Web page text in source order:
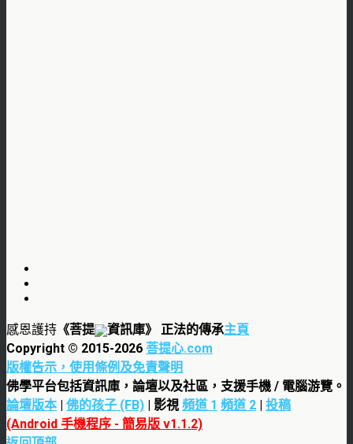
感恩護持 《菩提 資訊庫》 正法的傳承主頁
Copyright © 2015-2026 菩提心.com
版權告示，使用條例及免責聲明
佛學平台包括資訊庫，論壇以及社區，支援手機 / 電腦游覽。
論壇版本 | 佛的孩子 (FB) | 影視 頻道 1 頻道 2 | 投稿
(Android 手機程序 - 簡易版 v1.1.2)